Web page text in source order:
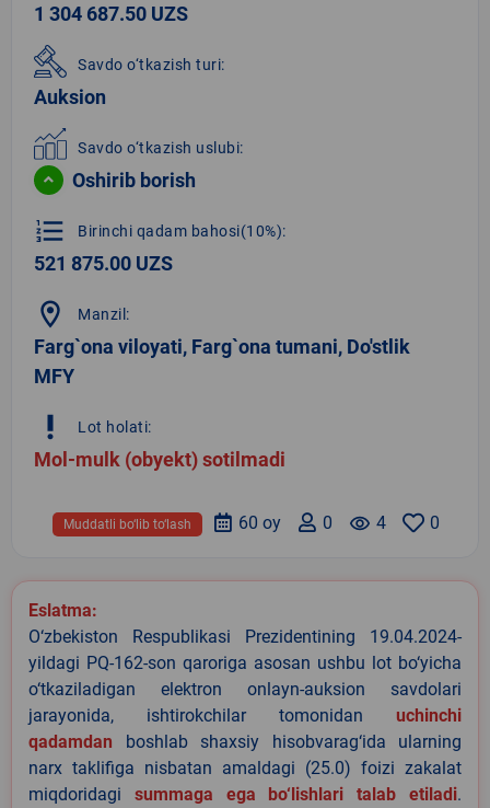
1 304 687.50 UZS
Savdo o‘tkazish turi:
Auksion
Savdo o‘tkazish uslubi:
Oshirib borish
format_list_numbered Birinchi qadam bahosi(10%):
521 875.00 UZS
location_on Manzil:
Farg`ona viloyati, Farg`ona tumani, Do'stlik
MFY
priority_high Lot holati:
Mol-mulk (obyekt) sotilmadi
0
remove_red_eye 4
0
60 oy
Muddatli bo‘lib to‘lash
Eslatma:
O‘zbekiston Respublikasi Prezidentining 19.04.2024-
yildagi PQ-162-son qaroriga asosan ushbu lot bo‘yicha
o‘tkaziladigan elektron onlayn-auksion savdolari
jarayonida, ishtirokchilar tomonidan uchinchi
qadamdan boshlab shaxsiy hisobvarag‘ida ularning
narx taklifiga nisbatan amaldagi (25.0) foizi zakalat
miqdoridagi summaga ega bo‘lishlari talab etiladi.